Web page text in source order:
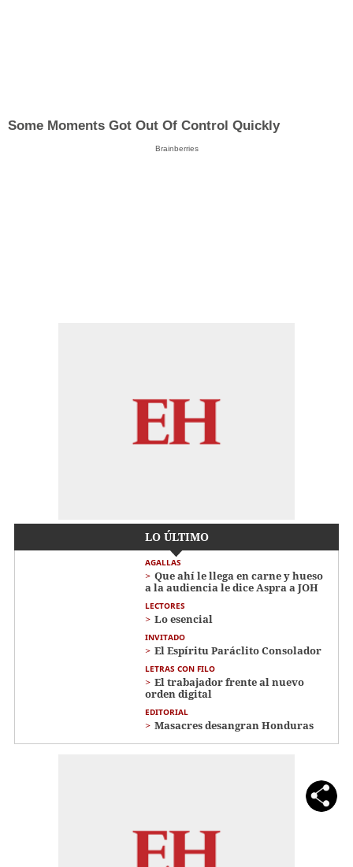
Some Moments Got Out Of Control Quickly
Brainberries
LO ÚLTIMO
AGALLAS
Que ahí le llega en carne y hueso
a la audiencia le dice Aspra a JOH
LECTORES
Lo esencial
INVITADO
El Espíritu Paráclito Consolador
LETRAS CON FILO
El trabajador frente al nuevo
orden digital
EDITORIAL
Masacres desangran Honduras